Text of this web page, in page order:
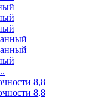
8,8
8,8